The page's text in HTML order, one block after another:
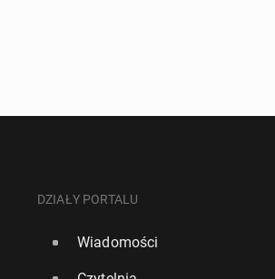
DZIAŁY PORTALU
Wiadomości